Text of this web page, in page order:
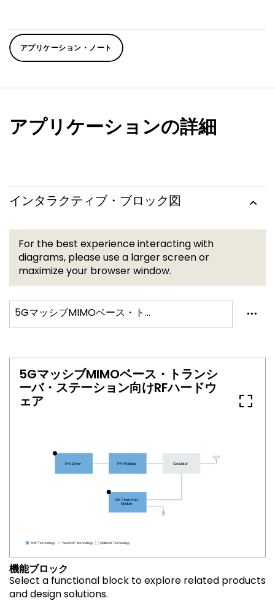
アプリケーション・ノート
アプリケーションの詳細
インタラクティブ・ブロック図
For the best experience interacting with
diagrams, please use a larger screen or
maximize your browser window.
5GマッシブMIMOベース・トランシーバ・ステーション向けRFハードウェア
5GマッシブMIMOベース・トランシ
ーバ・ステーション向けRFハードウ
ェア
機能ブロック
Select a functional block to explore related products
and design solutions.